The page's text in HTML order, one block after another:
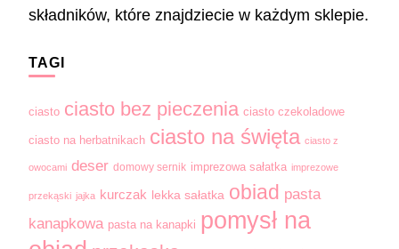
składników, które znajdziecie w każdym sklepie.
TAGI
ciasto ciasto bez pieczenia ciasto czekoladowe
ciasto na herbatnikach ciasto na święta ciasto z
owocami deser domowy sernik imprezowa sałatka imprezowe
przekąski jajka kurczak lekka sałatka obiad pasta
kanapkowa pasta na kanapki pomysł na